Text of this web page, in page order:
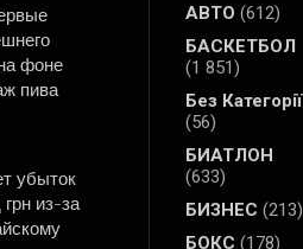
фоне
пива
убыток
из-за
АВТО (612)
БАСКЕТБОЛ
(1 851)
Без Категорії
(56)
БИАТЛОН
(633)
БИЗНЕС (213)
БОКС (178)